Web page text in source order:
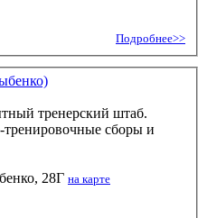
Подробнее>>
тренерский штаб.
сборы и
28Г на карте